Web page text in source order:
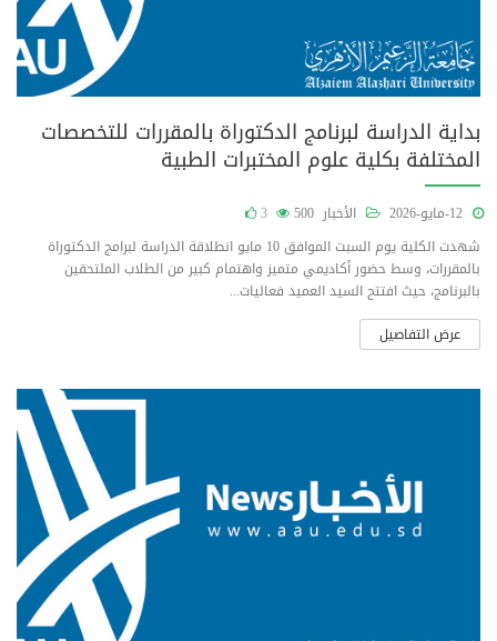
بداية الدراسة لبرنامج الدكتوراة بالمقررات للتخصصات
المختلفة بكلية علوم المختبرات الطبية
الأخبار 500
3
شهدت الكلية يوم السبت الموافق 10 مايو انطلاقة الدراسة لبرامج الدكتوراة
بالمقررات، وسط حضور أكاديمي متميز واهتمام كبير من الطلاب الملتحقين
بالبرنامج، حيث افتتح السيد العميد فعاليات...
عرض التفاصيل